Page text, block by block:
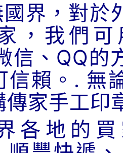
界，對於
，我們
信、QQ的
信賴。. 無
傳家手工印
各地的買